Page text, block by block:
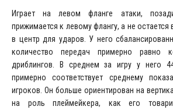
Играет на левом фланге атаки,
прижимается к левому флангу, а не остается
в центр для ударов. У него
количество передач примерно равно
дриблингов. В среднем за игру у него
примерно соответствует среднему
игроков. Он больше ориентирован на
на роль плеймейкера, как его